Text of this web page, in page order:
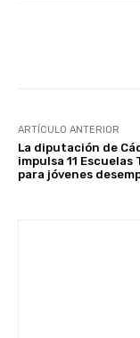
ARTÍCULO ANTERIOR
La diputación de
impulsa 11 Escuelas
para jóvenes